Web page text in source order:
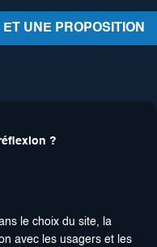
?
le choix du site, la
avec les usagers et les